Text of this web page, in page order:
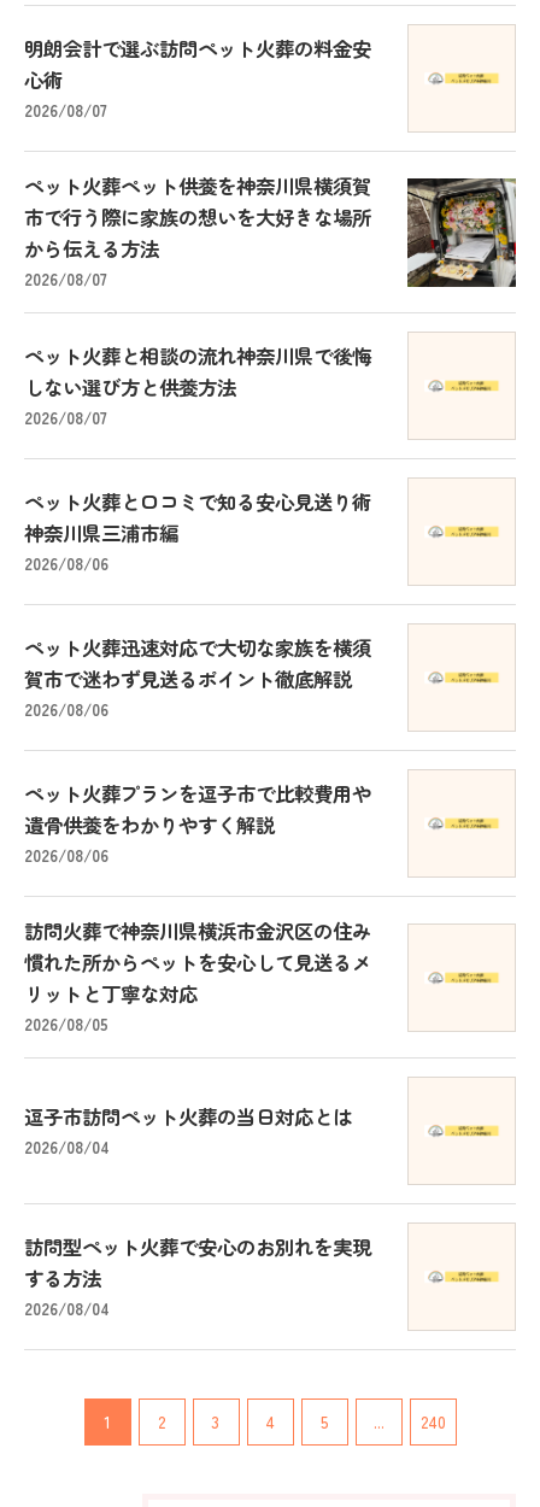
明朗会計で選ぶ訪問ペット火葬の料金安
心術
2026/08/07
ペット火葬ペット供養を神奈川県横須賀
市で行う際に家族の想いを大好きな場所
から伝える方法
2026/08/07
ペット火葬と相談の流れ神奈川県で後悔
しない選び方と供養方法
2026/08/07
ペット火葬と口コミで知る安心見送り術
神奈川県三浦市編
2026/08/06
ペット火葬迅速対応で大切な家族を横須
賀市で迷わず見送るポイント徹底解説
2026/08/06
ペット火葬プランを逗子市で比較費用や
遺骨供養をわかりやすく解説
2026/08/06
訪問火葬で神奈川県横浜市金沢区の住み
慣れた所からペットを安心して見送るメ
リットと丁寧な対応
2026/08/05
逗子市訪問ペット火葬の当日対応とは
2026/08/04
訪問型ペット火葬で安心のお別れを実現
する方法
2026/08/04
1 2 3 4 5 ... 240